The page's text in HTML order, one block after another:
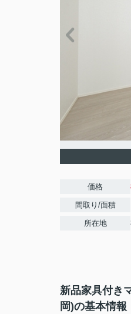
価格
間取り/面積
所在地
新品家具付き
岡)の基本情報